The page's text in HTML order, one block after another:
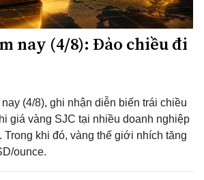
nay (4/8): Đảo chiều đi
(4/8), ghi nhận diễn biến trái chiều
giá vàng SJC tại nhiều doanh nghiệp
Trong khi đó, vàng thế giới nhích tăng
ounce.